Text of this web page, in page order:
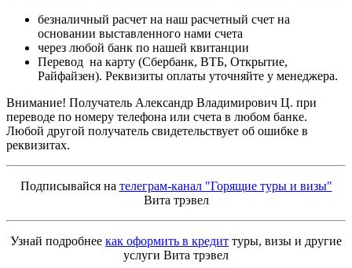
безналичный расчет на наш расчетный счет на
основании выставленного нами счета
через любой банк по нашей квитанции
Перевод на карту (Сбербанк, ВТБ, Открытие,
Райфайзен). Реквизиты оплаты уточняйте у менеджера.
Внимание! Получатель Александр Владимирович Ц. при
переводе по номеру телефона или счета в любом банке.
Любой другой получатель свидетельствует об ошибке в
реквизитах.
Подписывайся на телеграм-канал "Горящие туры и визы"
Вита трэвел
Узнай подробнее как оформить в кредит туры, визы и другие
услуги Вита трэвел